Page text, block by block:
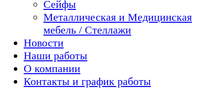
Сейфы
Металлическая и Медицинская
мебель / Стеллажи
Новости
Наши работы
О компании
Контакты и график работы